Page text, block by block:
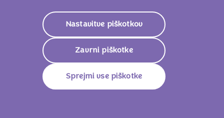
izrazimo nežno hvaležnost.
Nastavitve piškotkov
Zavrni piškotke
Sprejmi vse piškotke